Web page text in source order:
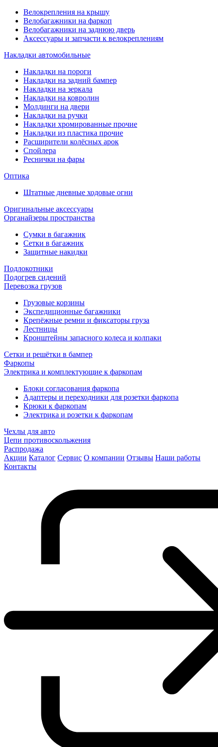
Велокрепления на крышу
Велобагажники на фаркоп
Велобагажники на заднюю дверь
Аксессуары и запчасти к велокреплениям
Накладки автомобильные
Накладки на пороги
Накладки на задний бампер
Накладки на зеркала
Накладки на ковролин
Молдинги на двери
Накладки на ручки
Накладки хромированные прочие
Накладки из пластика прочие
Расширители колёсных арок
Спойлера
Реснички на фары
Оптика
Штатные дневные ходовые огни
Оригинальные аксессуары
Органайзеры пространства
Сумки в багажник
Сетки в багажник
Защитные накидки
Подлокотники
Подогрев сидений
Перевозка грузов
Грузовые корзины
Экспедиционные багажники
Крепёжные ремни и фиксаторы груза
Лестницы
Кронштейны запасного колеса и колпаки
Сетки и решётки в бампер
Фаркопы
Электрика и комплектующие к фаркопам
Блоки согласования фаркопа
Адаптеры и переходники для розетки фаркопа
Крюки к фаркопам
Электрика и розетки к фаркопам
Чехлы для авто
Цепи противоскольжения
Распродажа
Акции Каталог Сервис О компании Отзывы Наши работы
Контакты